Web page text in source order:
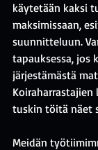
käytetään kaksi
maksimissaan,
suunnitteluun.
tapauksessa, jos
järjestämästä
Koiraharrastajien
tuskin töitä näet
Meidän